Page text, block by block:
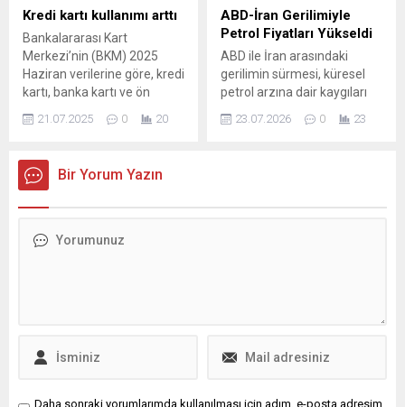
gönderildiğini açıkladı.
açıklamada arama
kurtarma çalışmalarının
yerel makamlar...
taşıyan bir çözüm sunuyor.
Bilim insanları, sıvı formdaki
tetanoz-difteri aşısını özel
bir kurutma süreciyle toz
hâline getirerek, oda
sıcaklığında...
Kredi kartı kullanımı arttı
Bankalararası Kart
Merkezi’nin (BKM) 2025
Haziran verilerine göre, kredi
kartı, banka kartı ve ön
gerçekleştirilen toplam
aynı dönemine kıyasla
yüzde 51 artarak 1 trilyon
21.07.2025 0 20
ABD-İran Gerilimiyle
Petrol Fiyatları Yükseldi
ABD ile İran arasındaki
gerilimin sürmesi, küresel
petrol arzına dair kaygıları
ham petrol fiyatlarında
23.07.2026 0 23
Bir Yorum Yazın
Daha sonraki yorumlarımda kullanılması için adım, e-posta adresim